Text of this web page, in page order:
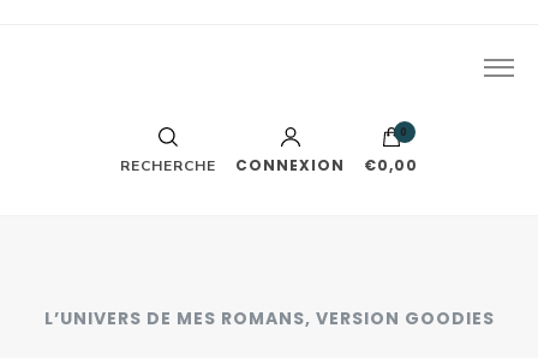
J'écris des romances. Le reste part généralement en vrille
RECHERCHE CONNEXION
0
€0,00
L’UNIVERS DE MES ROMANS, VERSION GOODIES